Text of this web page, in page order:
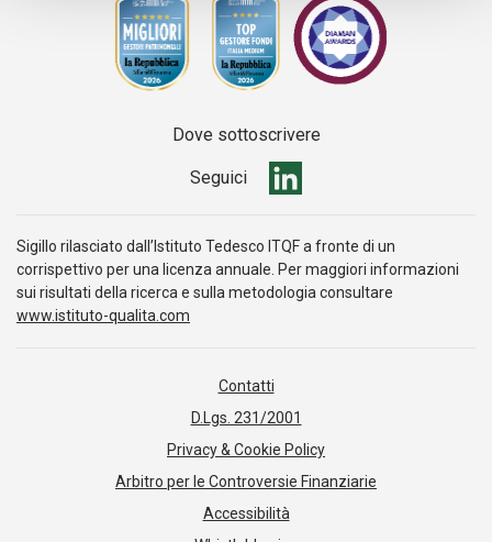
Dove sottoscrivere
Seguici
Sigillo rilasciato dall’Istituto Tedesco ITQF a fronte di un
corrispettivo per una licenza annuale. Per maggiori informazioni
sui risultati della ricerca e sulla metodologia consultare
www.istituto-qualita.com
Contatti
D.Lgs. 231/2001
Privacy & Cookie Policy
Arbitro per le Controversie Finanziarie
Accessibilità